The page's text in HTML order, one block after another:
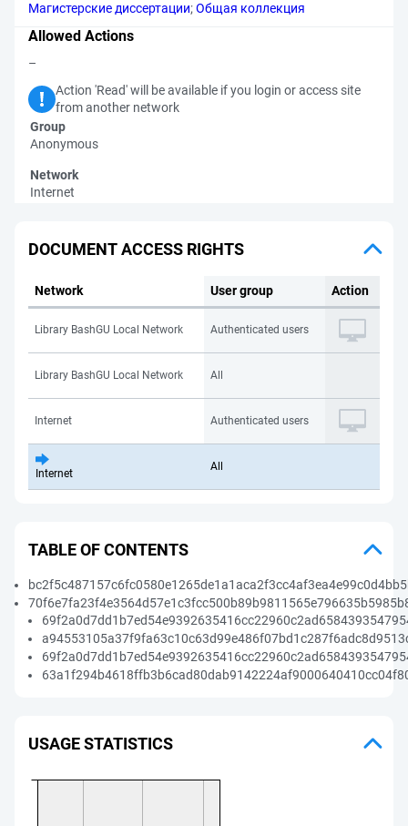
Магистерские диссертации;Общая коллекция
Allowed Actions
–
Action 'Read' will be available if you login or access site
from another network
Group
Anonymous
Network
Internet
DOCUMENT ACCESS RIGHTS
Network User group Action
Library BashGU Local Network Authenticated users
Library BashGU Local Network All
Internet Authenticated users
Internet
All
TABLE OF CONTENTS
USAGE STATISTICS